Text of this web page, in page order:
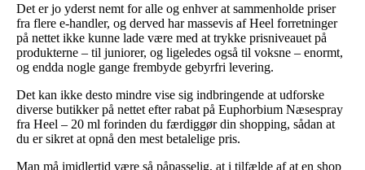
Det er jo yderst nemt for alle og enhver at sammenholde priser
fra flere e-handler, og derved har massevis af Heel forretninger
på nettet ikke kunne lade være med at trykke prisniveauet på
produkterne – til juniorer, og ligeledes også til voksne – enormt,
og endda nogle gange frembyde gebyrfri levering.
Det kan ikke desto mindre vise sig indbringende at udforske
diverse butikker på nettet efter rabat på Euphorbium Næsespray
fra Heel – 20 ml forinden du færdiggør din shopping, sådan at
du er sikret at opnå den mest betalelige pris.
Man må imidlertid være så påpasselig, at i tilfælde af at en shop